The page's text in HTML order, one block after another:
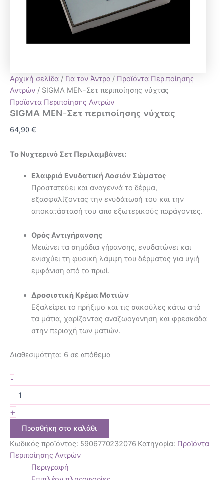
Αρχική σελίδα / Για τον Άντρα / Προϊόντα Περιποίησης
Αντρών / SIGMA MEN-Σετ περιποίησης νύχτας
Προϊόντα Περιποίησης Αντρών
SIGMA MEN-Σετ περιποίησης νύχτας
64,90 €
Το Νυχτερινό Σετ Περιλαμβάνει:
Ελαφριά Ενυδατική Λοσιόν Σώματος
Προστατεύει και αναγεννά το δέρμα,
εξασφαλίζοντας την ενυδάτωσή του και την
αποκατάστασή του από εξωτερικούς παράγοντες.
Ορός Αντιγήρανσης
Μειώνει τα σημάδια γήρανσης, ενυδατώνει και
ενισχύει τη φυσική λάμψη του δέρματος για υγιή
εμφάνιση από το πρωί.
Δροσιστική Κρέμα Ματιών
Εξαλείφει το πρήξιμο και τις σακούλες κάτω από
τα μάτια, χαρίζοντας αναζωογόνηση και φρεσκάδα
στην περιοχή των ματιών.
Διαθεσιμότητα: 6 σε απόθεμα
-
+
Προσθήκη στο καλάθι
Κωδικός προϊόντος: 5906770232076 Κατηγορία: Προϊόντα
Περιποίησης Αντρών
Περιγραφή